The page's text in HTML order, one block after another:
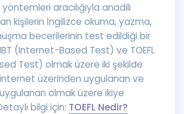
aracılığıyla anadili
kişilerin İngilizce okuma, yazma,
becerilerinin test edildiği bir
IBT (Internet-Based Test) ve TOEFL
Test) olmak üzere iki şekilde
internet üzerinden uygulanan ve
olmak üzere ikiye
bilgi için: TOEFL Nedir?